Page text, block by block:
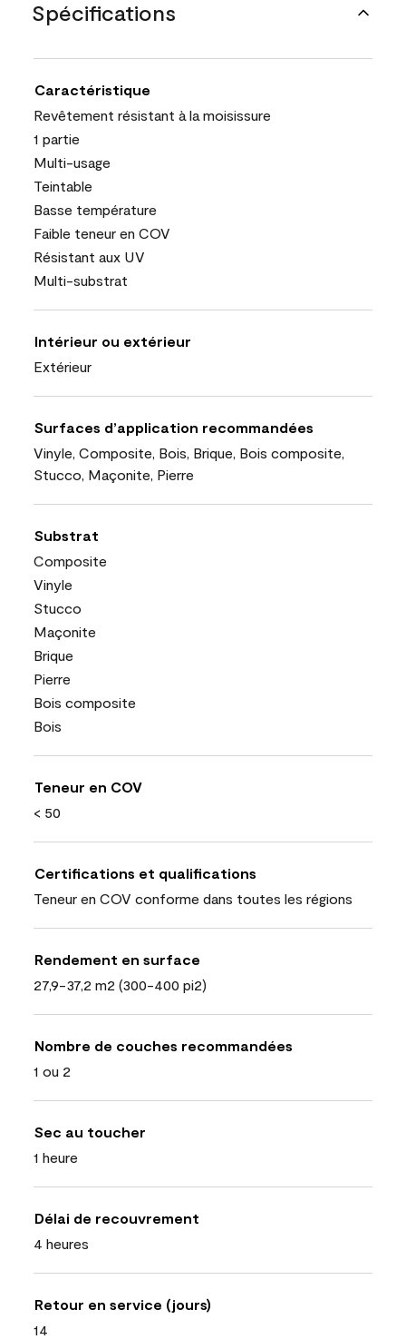
Spécifications
Caractéristique
Revêtement résistant à la moisissure
1 partie
Multi-usage
Teintable
Basse température
Faible teneur en COV
Résistant aux UV
Multi-substrat
Intérieur ou extérieur
Extérieur
Surfaces d’application recommandées
Vinyle, Composite, Bois, Brique, Bois composite,
Stucco, Maçonite, Pierre
Substrat
Composite
Vinyle
Stucco
Maçonite
Brique
Pierre
Bois composite
Bois
Teneur en COV
< 50
Certifications et qualifications
Teneur en COV conforme dans toutes les régions
Rendement en surface
27,9-37,2 m2 (300-400 pi2)
Nombre de couches recommandées
1 ou 2
Sec au toucher
1 heure
Délai de recouvrement
4 heures
Retour en service (jours)
14